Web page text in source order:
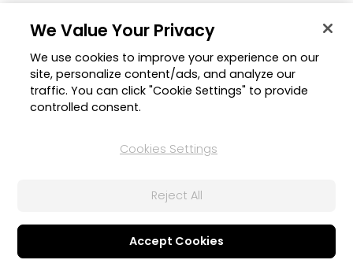
Titoli Call Out
Crea call-out coinvolgenti per i tuoi prodotti, funzioni, e
tanto altro, con il nuovo pacchetto Titoli Call-Out. Li trovi
We Value Your Privacy
We use cookies to improve your experience on our
site, personalize content/ads, and analyze our
traffic. You can click "Cookie Settings" to provide
controlled consent.
Cookies Settings
Reject All
Accept Cookies